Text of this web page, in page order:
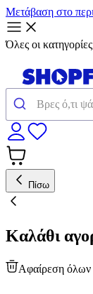
Μετάβαση στο
Όλες οι κατηγορίες
Πίσω
Καλάθι
Αφαίρεση όλων